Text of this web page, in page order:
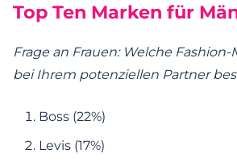
Top Ten Marken für
Frage an Frauen: Welche
bei Ihrem potenziellen Partner
Boss (22%)
Levis (17%)